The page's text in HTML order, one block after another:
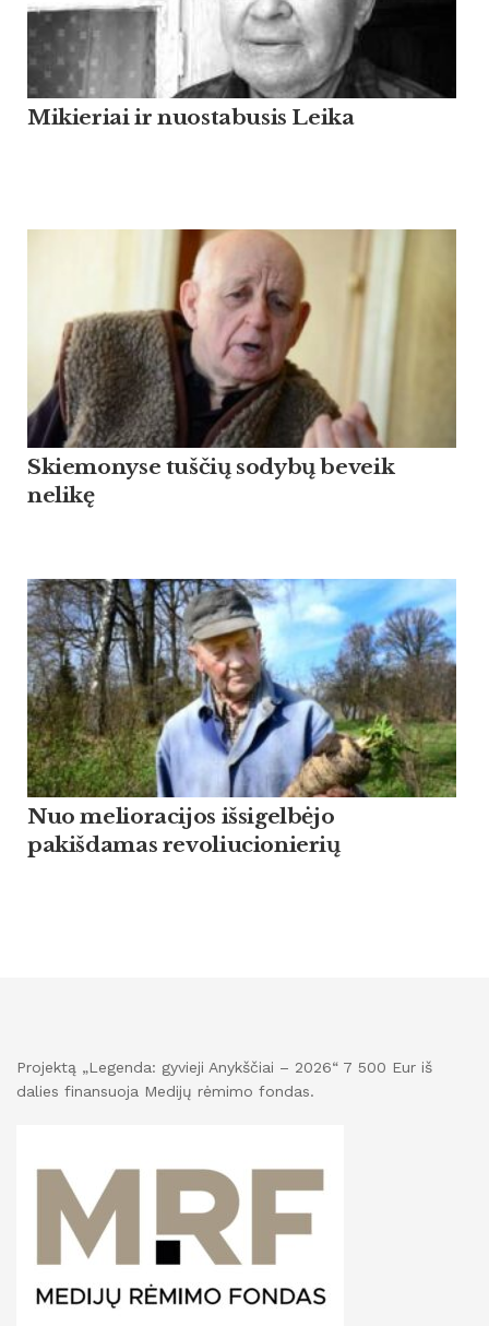
Mikieriai ir nuostabusis Leika
Skiemonyse tuščių sodybų beveik
nelikę
Nuo melioracijos išsigelbėjo
pakišdamas revoliucionierių
Projektą „Legenda: gyvieji Anykščiai – 2026“ 7 500 Eur iš
dalies finansuoja Medijų rėmimo fondas.